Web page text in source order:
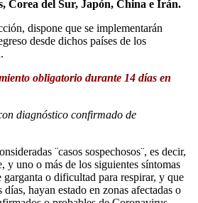
Corea del Sur, Japón, China e Irán.
dispone que se implementarán
desde dichos países de los
obligatorio durante 14 días en
diagnóstico confirmado de
¨casos sospechosos¨, es decir,
y uno o más de los siguientes síntomas
o dificultad para respirar, y que
hayan estado en zonas afectadas o